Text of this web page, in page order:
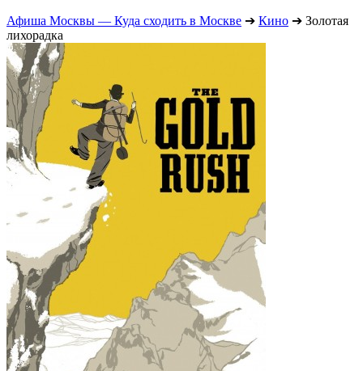
Афиша Москвы — Куда сходить в Москве ➔ Кино ➔ Золотая
лихорадка